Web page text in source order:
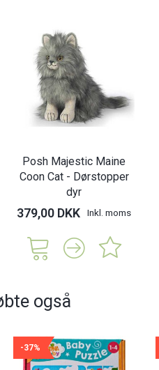
Posh Majestic Maine
Coon Cat - Dørstopper
dyr
379,00 DKK Inkl. moms
også
-37%